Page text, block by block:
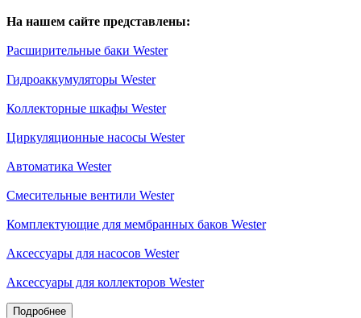
На нашем сайте представлены:
Расширительные баки Wester
Гидроаккумуляторы Wester
Коллекторные шкафы Wester
Циркуляционные насосы Wester
Автоматика Wester
Смесительные вентили Wester
Комплектующие для мембранных баков Wester
Аксессуары для насосов Wester
Аксессуары для коллекторов Wester
Подробнее